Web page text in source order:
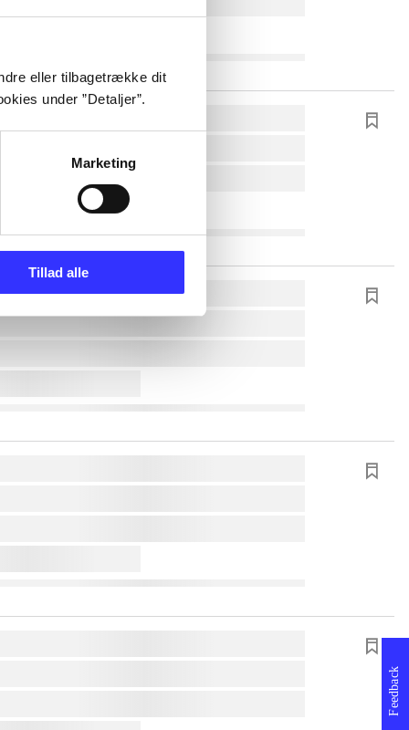
eller tilbagetrække dit
under ”Detaljer”.
Marketing
Tillad alle
Feedback